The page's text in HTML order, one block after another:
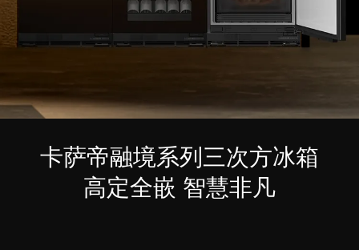
卡萨帝融境系列三次方冰箱
高定全嵌 智慧非凡